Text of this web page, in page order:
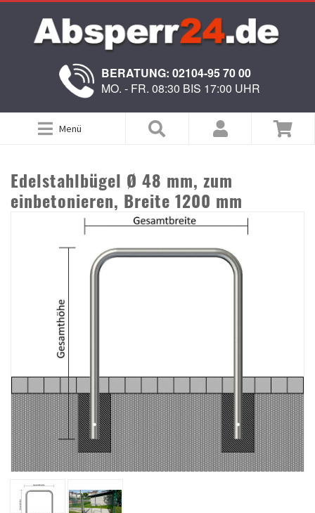
BERATUNG: 02104-95 70 00
MO. - FR. 08:30 BIS 17:00 UHR
Menü
Edelstahlbügel Ø 48 mm, zum
einbetonieren, Breite 1200 mm